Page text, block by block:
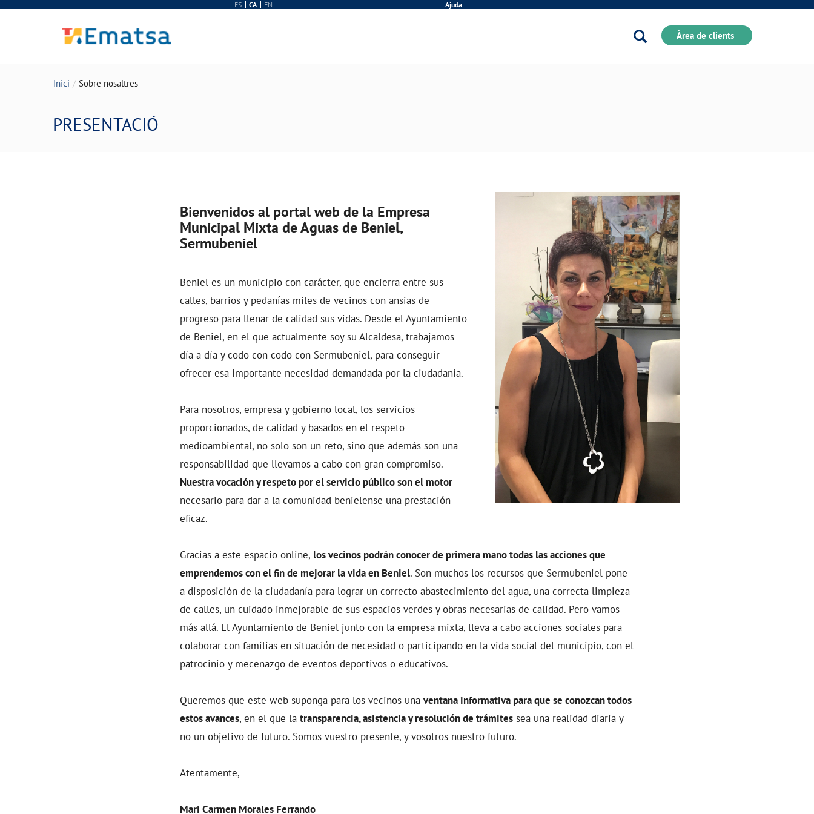
ES CA EN Ajuda
BuscadorÀrea de clients
Inici Sobre nosaltres
PRESENTACIÓ
Bienvenidos al portal web de la Empresa
Municipal Mixta de Aguas de Beniel,
Sermubeniel
Beniel es un municipio con carácter, que encierra entre sus
calles, barrios y pedanías miles de vecinos con ansias de
progreso para llenar de calidad sus vidas. Desde el Ayuntamiento
de Beniel, en el que actualmente soy su Alcaldesa, trabajamos
día a día y codo con codo con Sermubeniel, para conseguir
ofrecer esa importante necesidad demandada por la ciudadanía.
Para nosotros, empresa y gobierno local, los servicios
proporcionados, de calidad y basados en el respeto
medioambiental, no solo son un reto, sino que además son una
responsabilidad que llevamos a cabo con gran compromiso.
Nuestra vocación y respeto por el servicio público son el motor
necesario para dar a la comunidad benielense una prestación
eficaz.
Gracias a este espacio online, los vecinos podrán conocer de primera mano todas las acciones que
emprendemos con el fin de mejorar la vida en Beniel. Son muchos los recursos que Sermubeniel pone
a disposición de la ciudadanía para lograr un correcto abastecimiento del agua, una correcta limpieza
de calles, un cuidado inmejorable de sus espacios verdes y obras necesarias de calidad. Pero vamos
más allá. El Ayuntamiento de Beniel junto con la empresa mixta, lleva a cabo acciones sociales para
colaborar con familias en situación de necesidad o participando en la vida social del municipio, con el
patrocinio y mecenazgo de eventos deportivos o educativos.
Queremos que este web suponga para los vecinos una ventana informativa para que se conozcan todos
estos avances, en el que la transparencia, asistencia y resolución de trámites sea una realidad diaria y
no un objetivo de futuro. Somos vuestro presente, y vosotros nuestro futuro.
Atentamente,
Mari Carmen Morales Ferrando